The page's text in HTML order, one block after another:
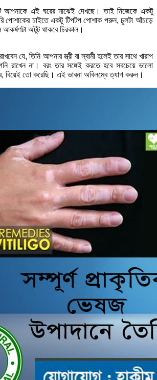
আপনাকে এই ঘরের মাঝেই দেখছে। তাই নিজেকে একটু
পোশাকের চাইতে একটু টিপটপ পোশাক পরুন, চুলটা আঁচড়ে
আকর্ষণটা অটুট থাকবে চিরকাল।
যে, তিনি আপনার স্ত্রী বা স্বামী হলেই তার সাথে খারাপ
রাখেন না। বরং তার সঙ্গেই করতে হবে সবচেয়ে ভালো
বিয়েই তো করেছি। এই ভাবনা অবিলম্বে ত্যাগ করুন।